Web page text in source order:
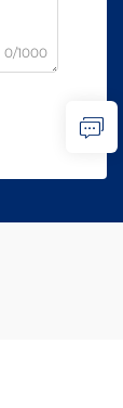
0/1000